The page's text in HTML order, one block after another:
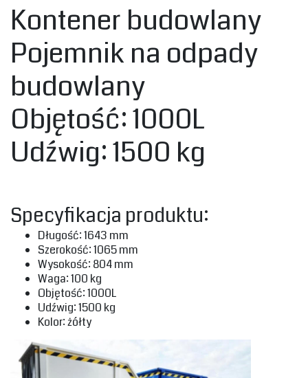
Kontener budowlany
Pojemnik na odpady
budowlany
‎Objętość: 1000L‎
‎Udźwig: 1500 kg‎
‎Specyfikacja produktu:‎
‎Długość: 1643 mm‎
‎Szerokość: 1065 mm‎
‎Wysokość: 804 mm‎
‎Waga: 100 kg‎
‎Objętość: 1000L‎
‎Udźwig: 1500 kg‎
‎Kolor: żółty